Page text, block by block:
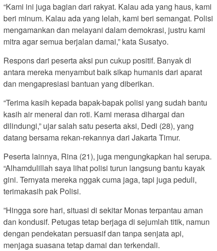
“Kami ini juga bagian dari rakyat. Kalau ada yang haus, kami
beri minum. Kalau ada yang lelah, kami beri semangat. Polisi
mengamankan dan melayani dalam demokrasi, justru kami
mitra agar semua berjalan damai,” kata Susatyo.
Respons dari peserta aksi pun cukup positif. Banyak di
antara mereka menyambut baik sikap humanis dari aparat
dan mengapresiasi bantuan yang diberikan.
“Terima kasih kepada bapak-bapak polisi yang sudah bantu
kasih air meneral dan roti. Kami merasa dihargai dan
dilindungi,” ujar salah satu peserta aksi, Dedi (28), yang
datang bersama rekan-rekannya dari Jakarta Timur.
Peserta lainnya, Rina (21), juga mengungkapkan hal serupa.
“Alhamdulillah saya lihat polisi turun langsung bantu kayak
gini. Ternyata mereka nggak cuma jaga, tapi juga peduli,
terimakasih pak Polisi.
”Hingga sore hari, situasi di sekitar Monas terpantau aman
dan kondusif. Petugas tetap berjaga di sejumlah titik, namun
dengan pendekatan persuasif dan tanpa senjata api,
menjaga suasana tetap damai dan terkendali.